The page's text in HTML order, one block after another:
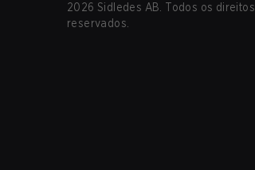
2026 Sidledes AB. Todos os direitos
reservados.